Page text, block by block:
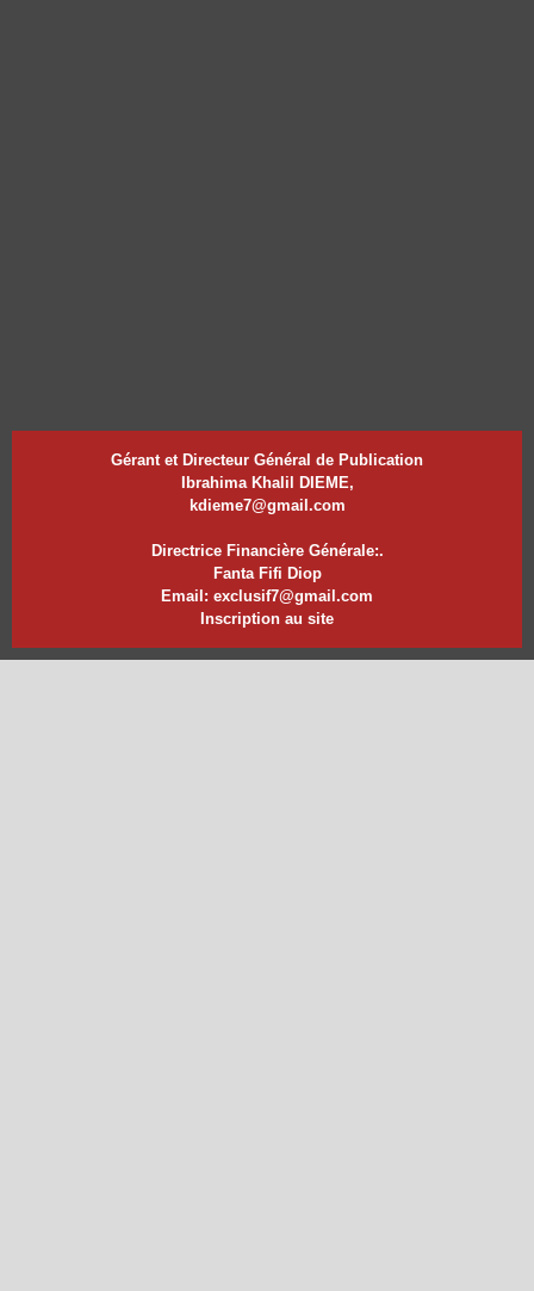
Gérant et Directeur Général de Publication
Ibrahima Khalil DIEME,
kdieme7@gmail.com
Directrice Financière Générale:.
Fanta Fifi Diop
Email: exclusif7@gmail.com
Inscription au site